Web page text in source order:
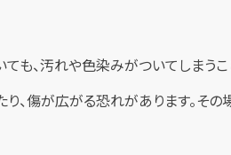
も、汚れや色染みがついてしまうこ
傷が広がる恐れがあります。その